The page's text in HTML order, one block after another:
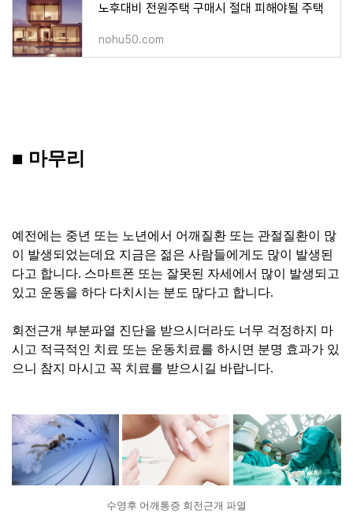
노후대비 전원주택 구매시 절대 피해야될 주택
nohu50.com
■ 마무리
예전에는 중년 또는 노년에서 어깨질환 또는 관절질환이 많
이 발생되었는데요 지금은 젊은 사람들에게도 많이 발생된
다고 합니다. 스마트폰 또는 잘못된 자세에서 많이 발생되고
있고 운동을 하다 다치시는 분도 많다고 합니다.
회전근개 부분파열 진단을 받으시더라도 너무 걱정하지 마
시고 적극적인 치료 또는 운동치료를 하시면 분명 효과가 있
으니 참지 마시고 꼭 치료를 받으시길 바랍니다.
수영후 어깨통증 회전근개 파열